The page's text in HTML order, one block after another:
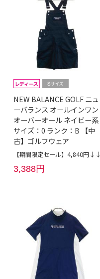
NEW BALANCE GOLF ニュ
ーバランス オールインワン
オーバーオール ネイビー系
サイズ：0 ランク：B 【中
古】ゴルフウェア
【期間限定セール】4,840円↓↓
3,388円